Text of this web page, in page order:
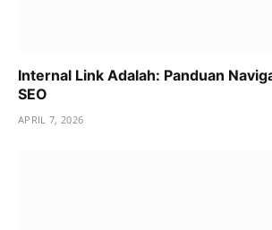
Internal Link Adalah: Panduan
SEO
APRIL 7, 2026